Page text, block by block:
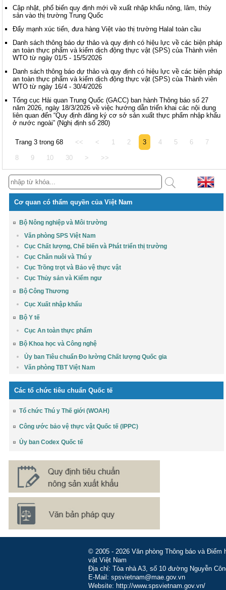
Cập nhật, phổ biến quy định mới về xuất nhập khẩu nông, lâm, thủy
sản vào thị trường Trung Quốc
Đẩy mạnh xúc tiến, đưa hàng Việt vào thị trường Halal toàn cầu
Danh sách thông báo dự thảo và quy định có hiệu lực về các biện pháp
an toàn thực phẩm và kiểm dịch động thực vật (SPS) của Thành viên
WTO từ ngày 01/5 - 15/5/2026
Danh sách thông báo dự thảo và quy định có hiệu lực về các biện pháp
an toàn thực phẩm và kiểm dịch động thực vật (SPS) của Thành viên
WTO từ ngày 16/4 - 30/4/2026
Tổng cục Hải quan Trung Quốc (GACC) ban hành Thông báo số 27
năm 2026, ngày 18/3/2026 về việc hướng dẫn triển khai các nội dung
liên quan đến “Quy định đăng ký cơ sở sản xuất thực phẩm nhập khẩu
ở nước ngoài” (Nghị định số 280)
Trang 3 trong 68 << < 1 2 3 4 5 6 7
8 9 10 30 > >>
Cơ quan có thẩm quyền của Việt Nam
Bộ Nông nghiệp và Môi trường
Văn phòng SPS Việt Nam
Cục Chất lượng, Chế biến và Phát triển thị trường
Cục Chăn nuôi và Thú y
Cục Trồng trọt và Bảo vệ thực vật
Cục Thủy sản và Kiểm ngư
Bộ Công Thương
Cục Xuất nhập khẩu
Bộ Y tế
Cục An toàn thực phẩm
Bộ Khoa học và Công nghệ
Ủy ban Tiêu chuẩn Đo lường Chất lượng Quốc gia
Văn phòng TBT Việt Nam
Các tổ chức tiêu chuẩn Quốc tế
Tổ chức Thú y Thế giới (WOAH)
Công ước bảo vệ thực vật Quốc tế (IPPC)
Ủy ban Codex Quốc tế
© 2005 - 2026 Văn phòng Thông báo và
vật Việt Nam
Địa chỉ: Tòa nhà A3, số 10 đường Nguyễn
E-Mail: spsvietnam@mae.gov.vn
Website: http://www.spsvietnam.gov.vn/